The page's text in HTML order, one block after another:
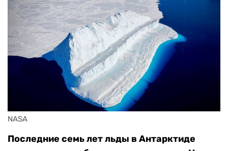
NASA
Последние семь лет льды в Антарктиде